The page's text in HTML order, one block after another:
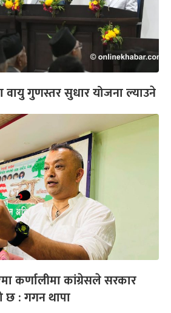
वायु गुणस्तर सुधार योजना ल्याउने
कर्णालीमा कांग्रेसले सरकार
: गगन थापा